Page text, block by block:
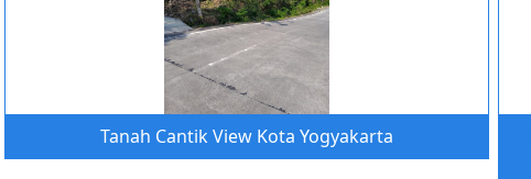
Tanah Cantik View Kota Yogyakarta